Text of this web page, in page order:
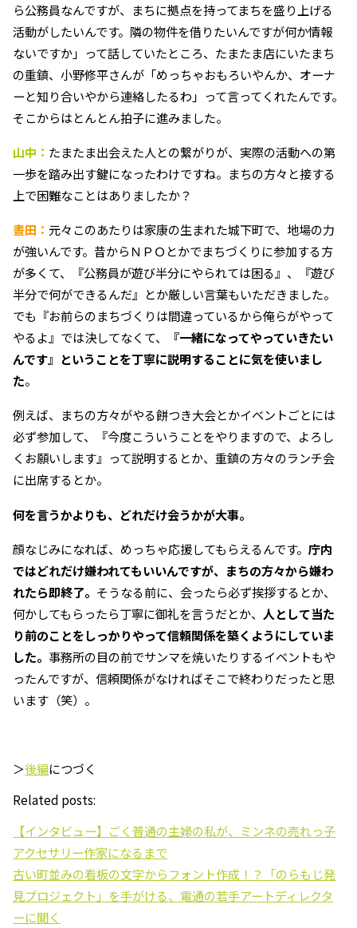
ら公務員なんですが、まちに拠点を持ってまちを盛り上げる
活動がしたいんです。隣の物件を借りたいんですが何か情報
ないですか」って話していたところ、たまたま店にいたまち
の重鎮、小野修平さんが「めっちゃおもろいやんか、オーナ
ーと知り合いやから連絡したるわ」って言ってくれたんです。
そこからはとんとん拍子に進みました。
山中： たまたま出会えた人との繋がりが、実際の活動への第
一歩を踏み出す鍵になったわけですね。まちの方々と接する
上で困難なことはありましたか？
晝田：元々このあたりは家康の生まれた城下町で、地場の力
が強いんです。昔からＮＰＯとかでまちづくりに参加する方
が多くて、『公務員が遊び半分にやられては困る』、『遊び
半分で何ができるんだ』とか厳しい言葉もいただきました。
でも『お前らのまちづくりは間違っているから俺らがやって
やるよ』では決してなくて、
『一緒になってやっていきたい
んです』ということを丁寧に説明することに気を使いまし
た。
例えば、まちの方々がやる餅つき大会とかイベントごとには
必ず参加して、『今度こういうことをやりますので、よろし
くお願いします』って説明するとか、重鎮の方々のランチ会
に出席するとか。
何を言うかよりも、どれだけ会うかが大事。
顔なじみになれば、めっちゃ応援してもらえるんです。庁内
ではどれだけ嫌われてもいいんですが、まちの方々から嫌わ
れたら即終了。 そうなる前に、会ったら必ず挨拶するとか、
何かしてもらったら丁寧に御礼を言うだとか、 人として当た
り前のことをしっかりやって信頼関係を築くようにしていま
した。事務所の目の前でサンマを焼いたりするイベントもや
ったんですが、信頼関係がなければそこで終わりだったと思
います（笑）。
＞後編につづく
Related posts:
【インタビュー】ごく普通の主婦の私が、ミンネの売れっ子
アクセサリー作家になるまで
古い町並みの看板の文字からフォント作成！？「のらもじ発
見プロジェクト」を手がける、電通の若手アートディレクタ
ーに聞く